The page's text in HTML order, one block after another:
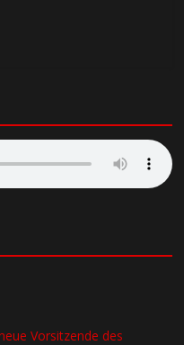
Vorsitzende des